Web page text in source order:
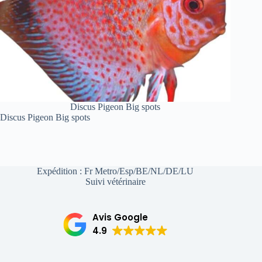
Discus Pigeon Big spots
Discus Pigeon Big spots
Expédition : Fr Metro/Esp/BE/NL/DE/LU
Suivi vétérinaire
Avis Google
4.9